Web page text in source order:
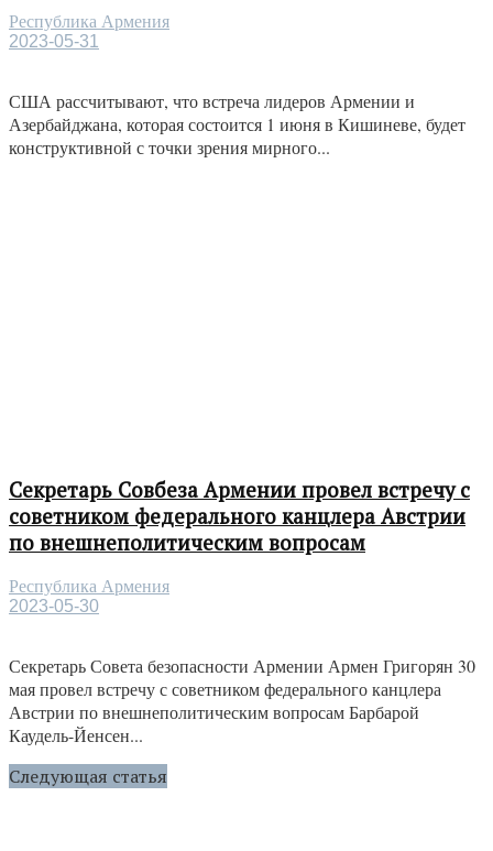
Республика Армения
2023-05-31
США рассчитывают, что встреча лидеров Армении и
Азербайджана, которая состоится 1 июня в Кишиневе, будет
конструктивной с точки зрения мирного...
Секретарь Совбеза Армении провел встречу с
советником федерального канцлера Австрии
по внешнеполитическим вопросам
Республика Армения
2023-05-30
Секретарь Совета безопасности Армении Армен Григорян 30
мая провел встречу с советником федерального канцлера
Австрии по внешнеполитическим вопросам Барбарой
Каудель-Йенсен...
Следующая статья